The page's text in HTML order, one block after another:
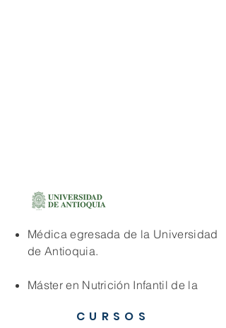
Médica egresada de la Universidad
de Antioquia.
Máster en Nutrición Infantil de la
CURSOS